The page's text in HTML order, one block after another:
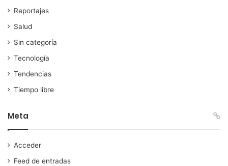
Reportajes
Salud
Sin categoría
Tecnología
Tendencias
Tiempo libre
Meta
Acceder
Feed de entradas